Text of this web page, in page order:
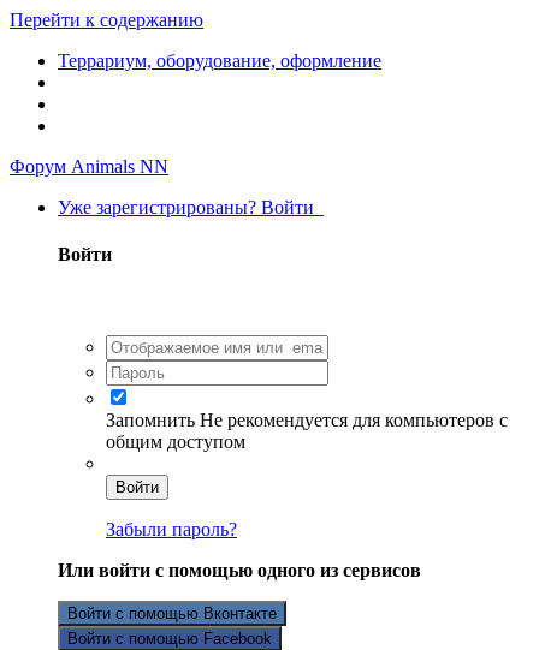
Перейти к содержанию
Террариум, оборудование, оформление
Форум Animals NN
Уже зарегистрированы? Войти
Войти
Запомнить Не рекомендуется для компьютеров с
общим доступом
Войти
Забыли пароль?
Или войти с помощью одного из сервисов
Войти с помощью Вконтакте
Войти с помощью Facebook